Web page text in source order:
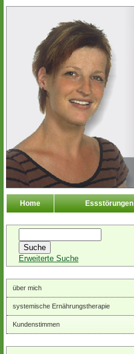
Home Essstörungen
Erweiterte Suche
über mich
systemische Ernährungstherapie
Kundenstimmen